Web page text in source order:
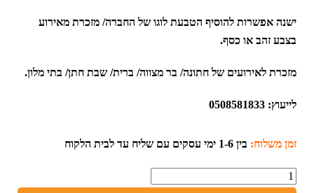
ישנה אפשרות להוסיף הטבעת לוגו של החברה/ מזכרת מאירוע
בצבע זהב או כסף.
מזכרת לאירועים של חתונה/ בר מצווה/ ברית/ שבת חתן/ בתי מלון.
לייעוץ: 0508581833
זמן משלוח: בין 1-6 ימי עסקים עם שליח עד לבית הלקוח
כמות